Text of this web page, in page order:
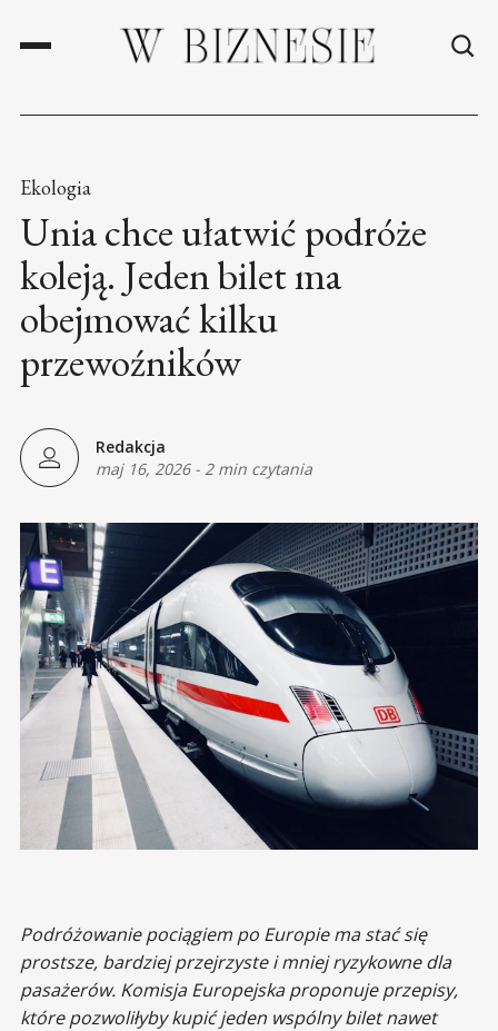
Ekologia
Unia chce ułatwić podróże
koleją. Jeden bilet ma
obejmować kilku
przewoźników
Redakcja
maj 16, 2026- 2 min czytania
Podróżowanie pociągiem po Europie ma stać się
prostsze, bardziej przejrzyste i mniej ryzykowne dla
pasażerów. Komisja Europejska proponuje przepisy,
które pozwoliłyby kupić jeden wspólny bilet nawet